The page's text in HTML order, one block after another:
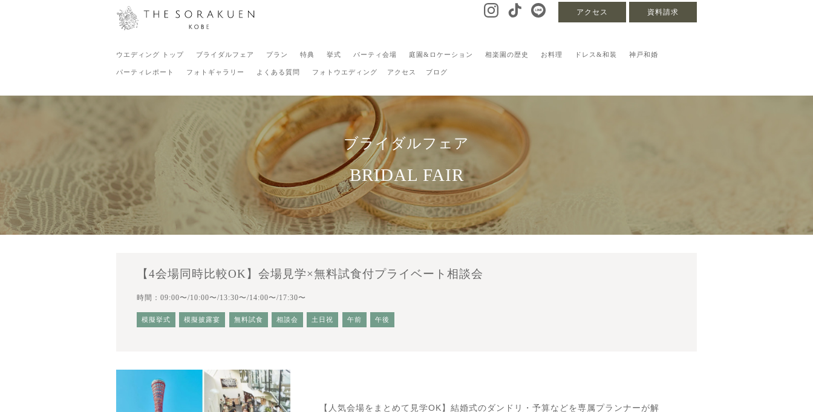
資料請求
アクセス
ウエディング トップ ブライダルフェア プラン 特典 挙式 パーティ会場 庭園&ロケーション 相楽園の歴史 お料理 ドレス&和装 神戸和婚
パーティレポート フォトギャラリー よくある質問 フォトウエディング アクセス ブログ
ブライダルフェア
BRIDAL FAIR
【4会場同時比較OK】会場見学×無料試食付プライベート相談会
時間：09:00〜/10:00〜/13:30〜/14:00〜/17:30〜
模擬挙式 模擬披露宴 無料試食 相談会 土日祝 午前 午後
【人気会場をまとめて見学OK】結婚式のダンドリ・予算などを専属プランナーが解